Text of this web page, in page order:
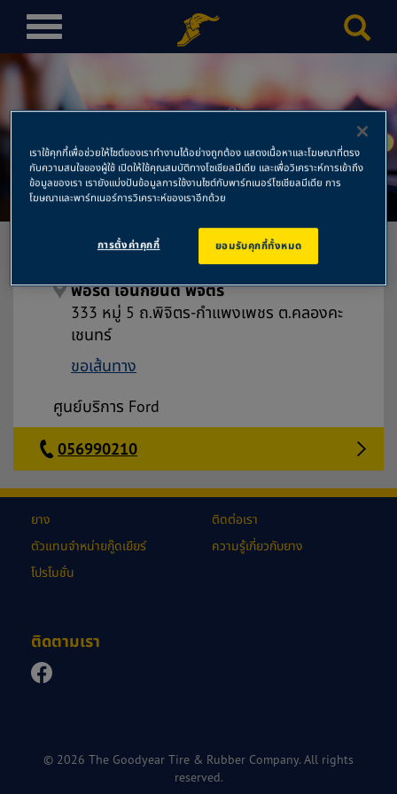
T
l
n
a
v
t
ฟอร์ด เอนกยนต์ พิจิตร
ฟอร์ด เอนกยนต์ พิจิตร
333 หมู่ 5 ถ.พิจิตร-กำแพงเพชร ต.คลองคะ
เชนทร์
ขอเส้นทาง
ศูนย์บริการ Ford
056990210
ยาง
ตัวแทนจำหน่ายกู๊ดเยียร์
โปรโมชั่น
ติดต่อเรา
ความรู้เกี่ยวกับยาง
ติดตามเรา
© 2026 The Goodyear Tire & Rubber Company. All rights
reserved.
เราใช้คุกกี้เพื่อช่วยให้ไซต์ของเราทำงานได้อย่างถูกต้อง แสดงเนื้อหาและโฆษณาที่ตรง
กับความสนใจของผู้ใช้ เปิดให้ใช้คุณสมบัติทางโซเชียลมีเดีย และเพื่อวิเคราะห์การเข้าถึง
ข้อมูลของเรา เรายังแบ่งปันข้อมูลการใช้งานไซต์กับพาร์ทเนอร์โซเชียลมีเดีย การ
โฆษณาและพาร์ทเนอร์การวิเคราะห์ของเราอีกด้วย
ยอมรับคุกกี้ทั้งหมด
การตั้งค่าคุกกี้